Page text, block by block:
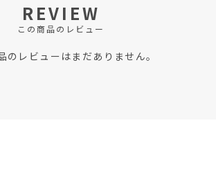
REVIEW
この商品のレビュー
のレビューはまだありません。